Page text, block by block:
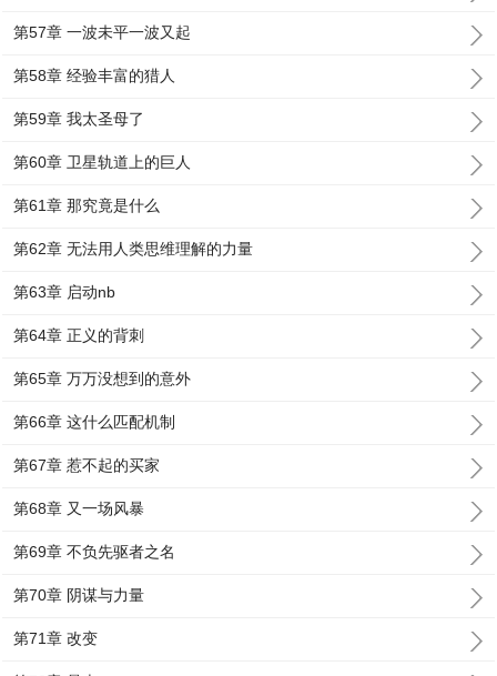
第57章 一波未平一波又起
第58章 经验丰富的猎人
第59章 我太圣母了
第60章 卫星轨道上的巨人
第61章 那究竟是什么
第62章 无法用人类思维理解的力量
第63章 启动nb
第64章 正义的背刺
第65章 万万没想到的意外
第66章 这什么匹配机制
第67章 惹不起的买家
第68章 又一场风暴
第69章 不负先驱者之名
第70章 阴谋与力量
第71章 改变